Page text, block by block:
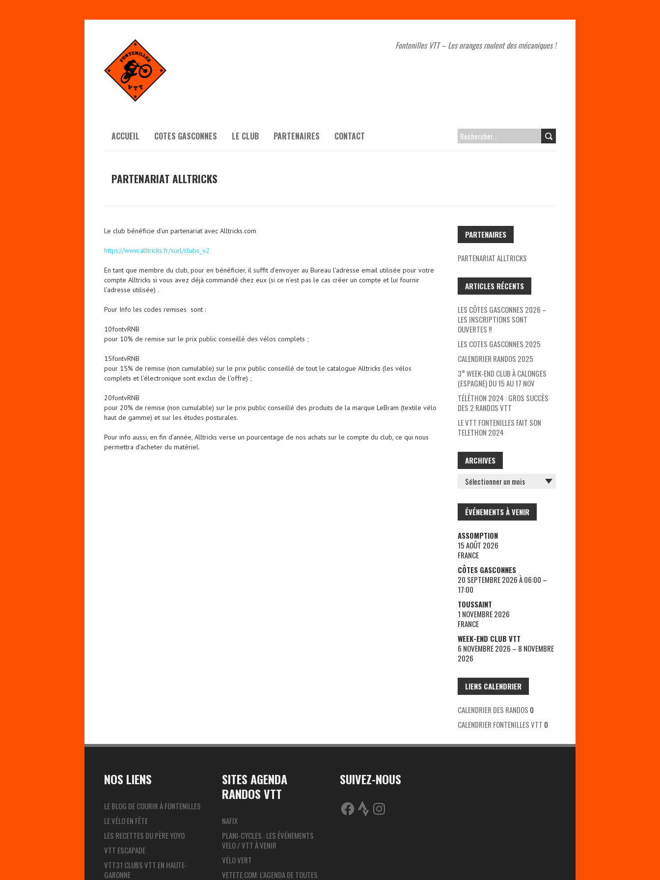
Fontenilles VTT – Les oranges roulent des mécaniques !
ACCUEIL COTES GASCONNES LE CLUB PARTENAIRES CONTACT RECHERCHER :
PARTENARIAT ALLTRICKS
Le club bénéficie d’un partenariat avec Alltricks.com
https://www.alltricks.fr/surl/clubs_v2
En tant que membre du club, pour en bénéficier, il suffit d’envoyer au Bureau l’adresse email utilisée pour votre
compte Alltricks si vous avez déjà commandé chez eux (si ce n’est pas le cas créer un compte et lui fournir
l’adresse utilisée) .
Pour Info les codes remises sont :
10fontvRNB
pour 10% de remise sur le prix public conseillé des vélos complets ;
15fontvRNB
pour 15% de remise (non cumulable) sur le prix public conseillé de tout le catalogue Alltricks (les vélos
complets et l’électronique sont exclus de l’offre) ;
20fontvRNB
pour 20% de remise (non cumulable) sur le prix public conseillé des produits de la marque LeBram (textile vélo
haut de gamme) et sur les études posturales.
Pour info aussi, en fin d’année, Alltricks verse un pourcentage de nos achats sur le compte du club, ce qui nous
permettra d’acheter du matériel.
PARTENAIRES
PARTENARIAT ALLTRICKS
ARTICLES RÉCENTS
LES CÔTES GASCONNES 2026 –
LES INSCRIPTIONS SONT
OUVERTES !!
LES COTES GASCONNES 2025
CALENDRIER RANDOS 2025
3° WEEK-END CLUB À CALONGES
(ESPAGNE) DU 15 AU 17 NOV
TÉLÉTHON 2024 : GROS SUCCÈS
DES 2 RANDOS VTT
LE VTT FONTENILLES FAIT SON
TELETHON 2024
ARCHIVES
ARCHIVES
ÉVÉNEMENTS À VENIR
ASSOMPTION
15 AOÛT 2026
FRANCE
CÔTES GASCONNES
20 SEPTEMBRE 2026 À 06:00 –
17:00
TOUSSAINT
1 NOVEMBRE 2026
FRANCE
WEEK-END CLUB VTT
6 NOVEMBRE 2026 – 8 NOVEMBRE
2026
LIENS CALENDRIER
CALENDRIER DES RANDOS 0
CALENDRIER FONTENILLES VTT 0
NOS LIENS
LE BLOG DE COURIR À FONTENILLES
LE VÉLO EN FÊTE
LES RECETTES DU PÈRE YOYO
VTT ESCAPADE
VTT31 CLUBS VTT EN HAUTE-
GARONNE
SITES AGENDA
RANDOS VTT
NAFIX
PLANI-CYCLES : LES ÉVÉNEMENTS
VELO / VTT À VENIR
VÉLO VERT
VETETE.COM: L'AGENDA DE TOUTES
SUIVEZ-NOUS
FACEBOOKSTRAVAINSTAGRAM